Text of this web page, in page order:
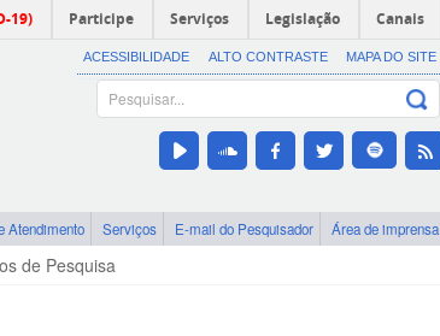
19) Participe Serviços Legislação Canais
ACESSIBILIDADE ALTO CONTRASTE MAPA DO SITE
Atendimento Serviços E-mail do Pesquisador Área de imprensa
de Pesquisa